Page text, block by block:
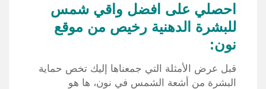
احصلي على افضل واقي شمس
للبشرة الدهنية رخيص من موقع
نون:
قبل عرض الأمثلة التي جمعناها إليك تخص حماية
البشرة من أشعة الشمس في نون، ها هو